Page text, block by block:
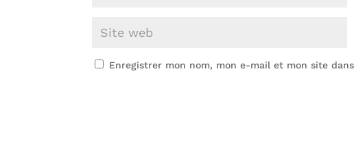
Enregistrer mon nom, mon e-mail et mon site